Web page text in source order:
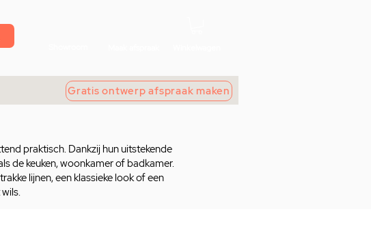
Gratis ontwerp afspraak maken
praktisch. Dankzij hun uitstekende
de keuken, woonkamer of badkamer.
lijnen, een klassieke look of een